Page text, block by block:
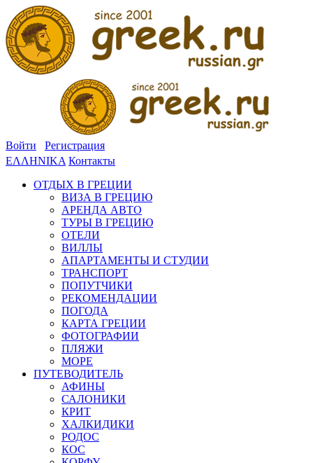
Войти
Регистрация
ΕΛΛΗΝΙΚΑ Контакты
ОТДЫХ В ГРЕЦИИ
ВИЗА В ГРЕЦИЮ
АРЕНДА АВТО
ТУРЫ В ГРЕЦИЮ
ОТЕЛИ
ВИЛЛЫ
АПАРТАМЕНТЫ И СТУДИИ
ТРАНСПОРТ
ПОПУТЧИКИ
РЕКОМЕНДАЦИИ
ПОГОДА
КАРТА ГРЕЦИИ
ФОТОГРАФИИ
ПЛЯЖИ
МОРЕ
ПУТЕВОДИТЕЛЬ
АФИНЫ
САЛОНИКИ
КРИТ
ХАЛКИДИКИ
РОДОС
КОС